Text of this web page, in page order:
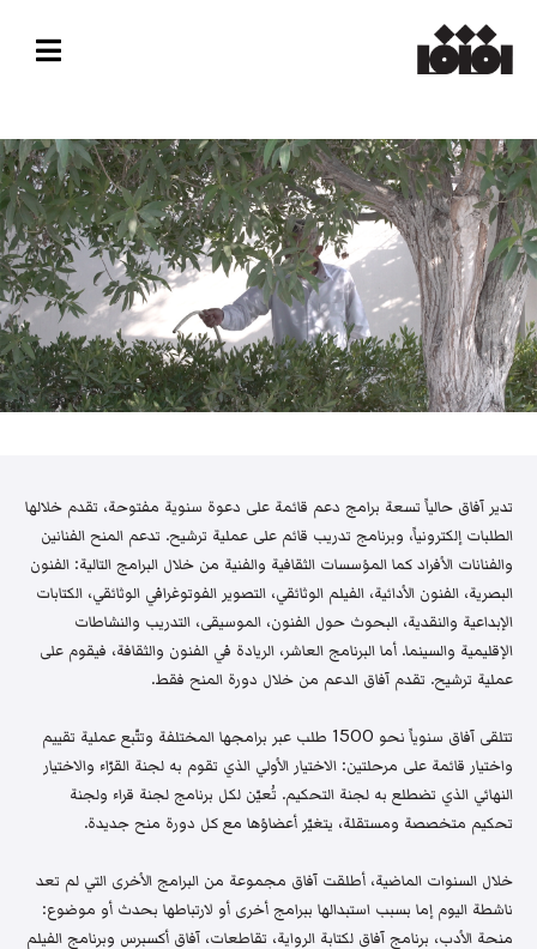
تدير آفاق حالياً تسعة برامج دعم قائمة على دعوة سنوية مفتوحة، تقدم خلالها
الطلبات إلكترونياً، وبرنامج تدريب قائم على عملية ترشيح. تدعم المنح الفنانين
والفنانات الأفراد كما المؤسسات الثقافية والفنية من خلال البرامج التالية: الفنون
البصرية، الفنون الأدائية، الفيلم الوثائقي، التصوير الفوتوغرافي الوثائقي، الكتابات
الإبداعية والنقدية، البحوث حول الفنون، الموسيقى، التدريب والنشاطات
الإقليمية والسينما. أما البرنامج العاشر، الريادة في الفنون والثقافة، فيقوم على
عملية ترشيح. تقدم آفاق الدعم من خلال دورة المنح فقط.
تتلقى آفاق سنوياً نحو 1500 طلب عبر برامجها المختلفة وتتّبع عملية تقييم
واختيار قائمة على مرحلتين: الاختيار الأولي الذي تقوم به لجنة القرّاء والاختيار
النهائي الذي تضطلع به لجنة التحكيم. تُعيّن لكل برنامج لجنة قراء ولجنة
تحكيم متخصصة ومستقلة، يتغيّر أعضاؤها مع كل دورة منح جديدة.
خلال السنوات الماضية، أطلقت آفاق مجموعة من البرامج الأخرى التي لم تعد
ناشطة اليوم إما بسبب استبدالها ببرامج أخرى أو لارتباطها بحدث أو موضوع:
منحة الأدب، برنامج آفاق لكتابة الرواية، تقاطعات، آفاق أكسبرس وبرنامج الفيلم